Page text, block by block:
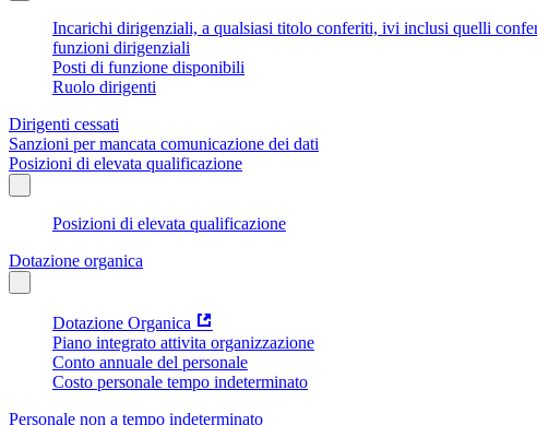
Incarichi dirigenziali, a qualsiasi titolo conferiti, ivi inclusi quelli
funzioni dirigenziali
Posti di funzione disponibili
Ruolo dirigenti
Dirigenti cessati
Sanzioni per mancata comunicazione dei dati
Posizioni di elevata qualificazione
Posizioni di elevata qualificazione
Dotazione organica
Dotazione Organica
Piano integrato attivita organizzazione
Conto annuale del personale
Costo personale tempo indeterminato
Personale non a tempo indeterminato